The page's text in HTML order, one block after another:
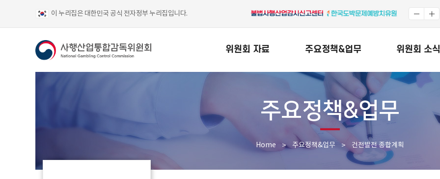
이 누리집은 대한민국 공식 전자정부 누리집입니다.
위원회 자료 주요정책&업무 위원회 소식
주요정책&업무
Home > 주요정책&업무 > 건전발전 종합계획